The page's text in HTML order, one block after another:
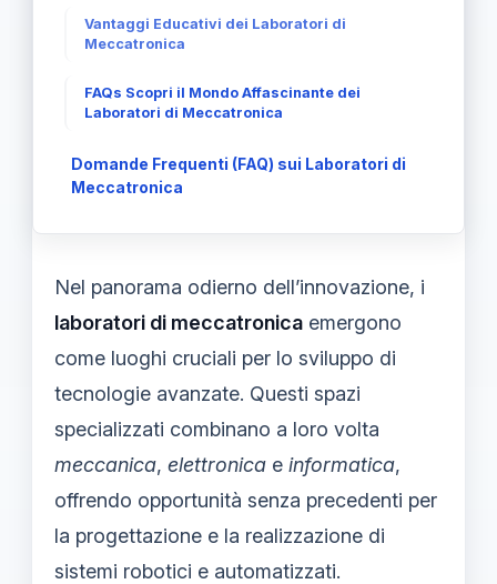
Vantaggi Educativi dei Laboratori di
Meccatronica
FAQs Scopri il Mondo Affascinante dei
Laboratori di Meccatronica
Domande Frequenti (FAQ) sui Laboratori di
Meccatronica
Nel panorama odierno dell’innovazione, i
laboratori di meccatronica emergono
come luoghi cruciali per lo sviluppo di
tecnologie avanzate. Questi spazi
specializzati combinano a loro volta
meccanica, elettronica e informatica,
offrendo opportunità senza precedenti per
la progettazione e la realizzazione di
sistemi robotici e automatizzati.